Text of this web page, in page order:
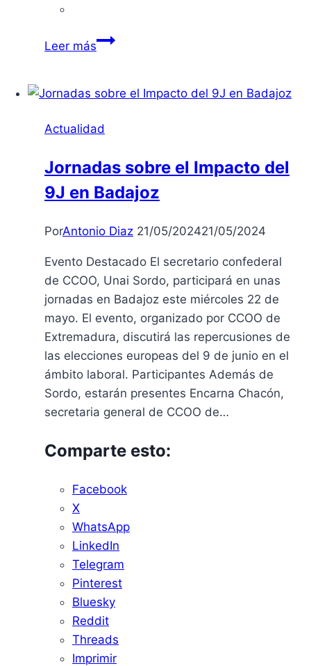
Leer másMinits,
vehículo
en
Actualidad
Jornadas sobre el Impacto del
9J en Badajoz
PorAntonio Diaz 21/05/202421/05/2024
Evento Destacado El secretario confederal
de CCOO, Unai Sordo, participará en unas
jornadas en Badajoz este miércoles 22 de
mayo. El evento, organizado por CCOO de
Extremadura, discutirá las repercusiones de
las elecciones europeas del 9 de junio en el
ámbito laboral. Participantes Además de
Sordo, estarán presentes Encarna Chacón,
secretaria general de CCOO de…
Comparte esto:
Facebook
X
WhatsApp
LinkedIn
Telegram
Pinterest
Bluesky
Reddit
Threads
Imprimir